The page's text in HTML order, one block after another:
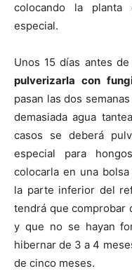
colocando la
especial.
Unos 15 días antes
pulverizarla con
pasan las dos
demasiada agua
casos se deberá
especial para
colocarla en una
la parte inferior del
tendrá que comprobar
y que no se hayan
hibernar de 3 a 4
de cinco meses.